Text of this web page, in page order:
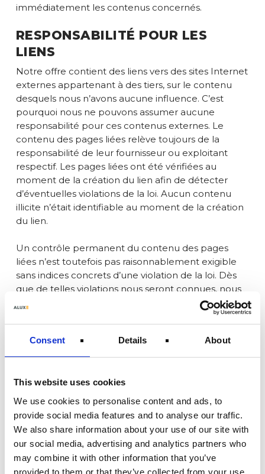
Consent Details About
This website uses cookies
We use cookies to personalise content and ads, to
provide social media features and to analyse our traffic.
We also share information about your use of our site with
our social media, advertising and analytics partners who
may combine it with other information that you’ve
provided to them or that they’ve collected from your use
immédiatement les contenus concernés.
RESPONSABILITÉ POUR LES
LIENS
Notre offre contient des liens vers des sites Internet
externes appartenant à des tiers, sur le contenu
desquels nous n’avons aucune influence. C’est
pourquoi nous ne pouvons assumer aucune
responsabilité pour ces contenus externes. Le
contenu des pages liées relève toujours de la
responsabilité de leur fournisseur ou exploitant
respectif. Les pages liées ont été vérifiées au
moment de la création du lien afin de détecter
d’éventuelles violations de la loi. Aucun contenu
illicite n’était identifiable au moment de la création
du lien.
Un contrôle permanent du contenu des pages
liées n’est toutefois pas raisonnablement exigible
sans indices concrets d’une violation de la loi. Dès
que de telles violations nous seront connues, nous
supprimerons immédiatement les liens concernés.
allemand. Toute reproduction, modification,
soit en dehors des limites prévues par le droit
d’auteur nécessite l’accord écrit préalable de
l’auteur ou du créateur concerné. Les
téléchargements et copies de ce site ne sont
autorisés que pour un usage privé et non